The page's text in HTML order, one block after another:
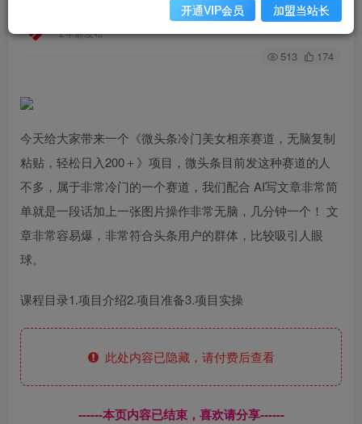
2年前发布
关注 私信
513 174
今天给大家带来一个《微头条冷门美女相亲赛道，无脑复制
粘贴，轻松日入200＋》项目，微头条目前发这种赛道的人
不多，属于非常冷门的一个赛道，我们配合 AI写文章非常简
单就是一段话加上一张图片操作非常无脑，几分钟一个！ 文
章非常容易爆，非常符合头条用户的群体，比较吸引人眼
球。
课程目录1.项目介绍2.项目准备3.项目实操
此处内容已隐藏，请付费后查看
------本页内容已结束，喜欢请分享------
开通VIP会员 加盟当站长